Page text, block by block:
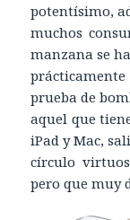
potentísimo,
muchos
manzana se
prueba de
aquel que
iPad y Mac,
círculo
pero que muy